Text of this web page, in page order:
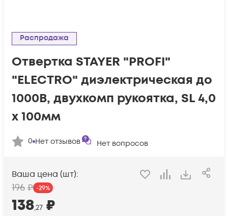
Распродажа
Отвертка STAYER "PROFI"
"ELECTRO" диэлектрическая до
1000В, двухкомп рукоятка, SL 4,0
х 100мм
0 Нет отзывов Нет вопросов
Ваша цена (шт):
196 ₽ -29%
138,27 ₽